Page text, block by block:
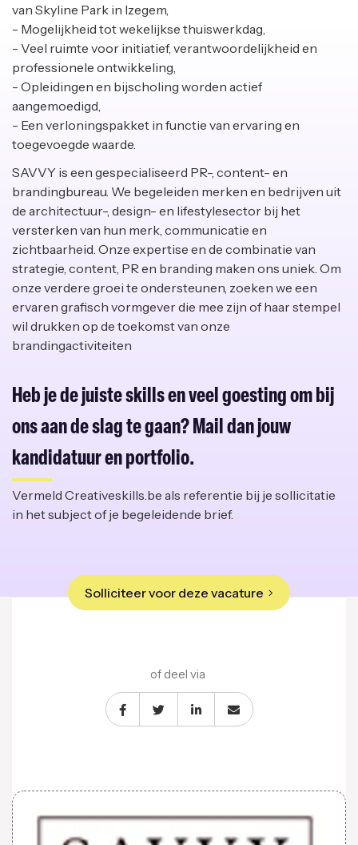
van Skyline Park in Izegem,
- Mogelijkheid tot wekelijkse thuiswerkdag,
- Veel ruimte voor initiatief, verantwoordelijkheid en
professionele ontwikkeling,
- Opleidingen en bijscholing worden actief
aangemoedigd,
- Een verloningspakket in functie van ervaring en
toegevoegde waarde.
SAVVY is een gespecialiseerd PR-, content- en
brandingbureau. We begeleiden merken en bedrijven uit
de architectuur-, design- en lifestylesector bij het
versterken van hun merk, communicatie en
zichtbaarheid. Onze expertise en de combinatie van
strategie, content, PR en branding maken ons uniek. Om
onze verdere groei te ondersteunen, zoeken we een
ervaren grafisch vormgever die mee zijn of haar stempel
wil drukken op de toekomst van onze
brandingactiviteiten
Heb je de juiste skills en veel goesting om bij
ons aan de slag te gaan? Mail dan jouw
kandidatuur en portfolio.
Vermeld Creativeskills.be als referentie bij je sollicitatie
in het subject of je begeleidende brief.
of deel via